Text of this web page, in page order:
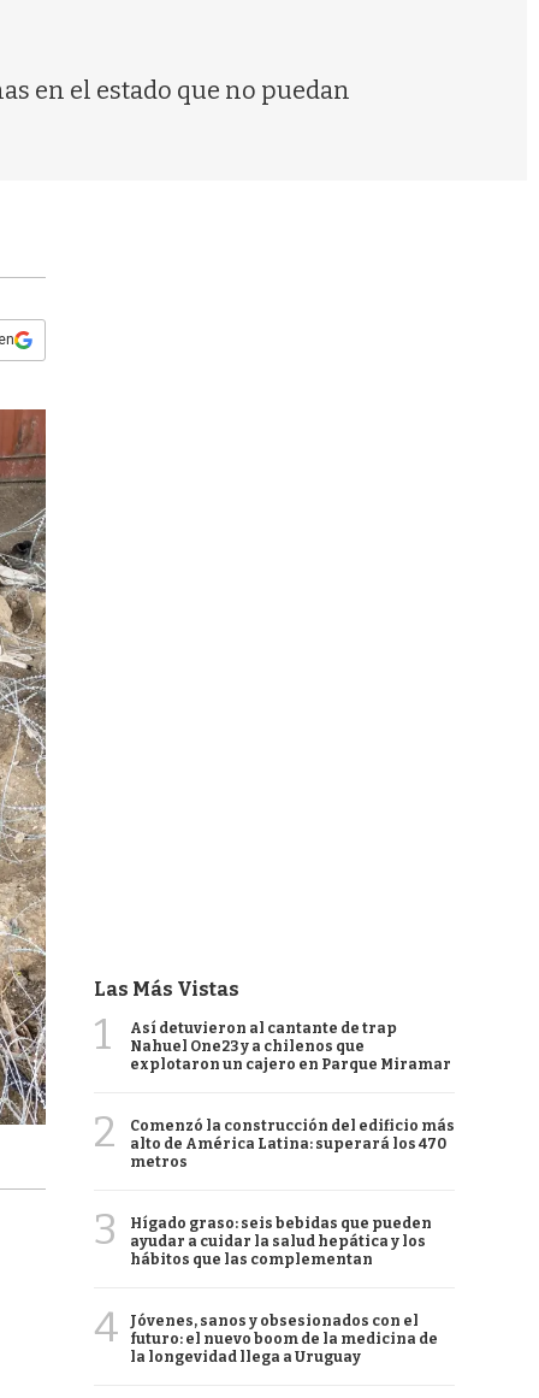
en el estado que no puedan
Las Más Vistas
1
Así detuvieron al cantante de trap
Nahuel One23 y a chilenos que
explotaron un cajero en Parque Miramar
2
Comenzó la construcción del edificio más
alto de América Latina: superará los 470
metros
3
Hígado graso: seis bebidas que pueden
ayudar a cuidar la salud hepática y los
hábitos que las complementan
4
Jóvenes, sanos y obsesionados con el
futuro: el nuevo boom de la medicina de
la longevidad llega a Uruguay